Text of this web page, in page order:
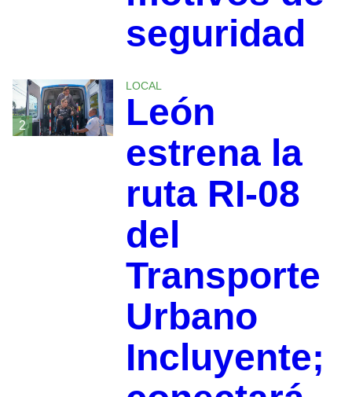
seguridad
2
LOCAL
León
estrena la
ruta RI-08
del
Transporte
Urbano
Incluyente;